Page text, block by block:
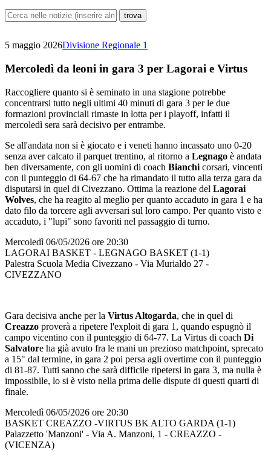
5 maggio 2026Divisione Regionale 1
Mercoledì da leoni in gara 3 per Lagorai e Virtus
Raccogliere quanto si è seminato in una stagione potrebbe
concentrarsi tutto negli ultimi 40 minuti di gara 3 per le due
formazioni provinciali rimaste in lotta per i playoff, infatti il
mercoledì sera sarà decisivo per entrambe.
Se all'andata non si è giocato e i veneti hanno incassato uno 0-20
senza aver calcato il parquet trentino, al ritorno a Legnago è andata
ben diversamente, con gli uomini di coach Bianchi corsari, vincenti
con il punteggio di 64-67 che ha rimandato il tutto alla terza gara da
disputarsi in quel di Civezzano. Ottima la reazione del Lagorai
Wolves, che ha reagito al meglio per quanto accaduto in gara 1 e ha
dato filo da torcere agli avversari sul loro campo. Per quanto visto e
accaduto, i "lupi" sono favoriti nel passaggio di turno.
Mercoledì 06/05/2026 ore 20:30
LAGORAI BASKET - LEGNAGO BASKET (1-1)
Palestra Scuola Media Civezzano - Via Murialdo 27 -
CIVEZZANO
Gara decisiva anche per la Virtus Altogarda, che in quel di
Creazzo proverà a ripetere l'exploit di gara 1, quando espugnò il
campo vicentino con il punteggio di 64-77. La Virtus di coach Di
Salvatore ha già avuto fra le mani un prezioso matchpoint, sprecato
a 15" dal termine, in gara 2 poi persa agli overtime con il punteggio
di 81-87. Tutti sanno che sarà difficile ripetersi in gara 3, ma nulla è
impossibile, lo si è visto nella prima delle dispute di questi quarti di
finale.
Mercoledì 06/05/2026 ore 20:30
BASKET CREAZZO -VIRTUS BK ALTO GARDA (1-1)
Palazzetto 'Manzoni' - Via A. Manzoni, 1 - CREAZZO -
(VICENZA)